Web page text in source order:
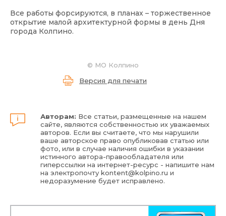
Все работы форсируются, в планах – торжественное
открытие малой архитектурной формы в день Дня
города Колпино.
© МО Колпино
Версия для печати
Авторам: Все статьи, размещенные на нашем
сайте, являются собственностью их уважаемых
авторов. Если вы считаете, что мы нарушили
ваше авторское право опубликовав статью или
фото, или в случае наличия ошибки в указании
истинного автора-правообладателя или
гиперссылки на интернет-ресурс - напишите нам
на электропочтуkontent@kolpino.ru и
недоразумение будет исправлено.